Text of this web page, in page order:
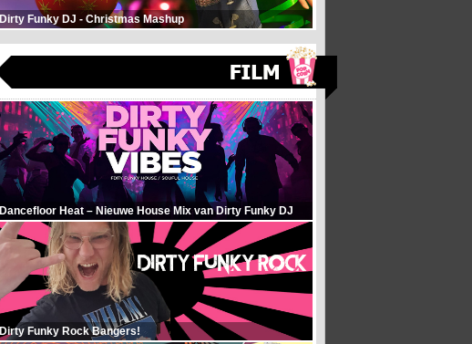
Dirty Funky DJ - Christmas Mashup
Dancefloor Heat – Nieuwe House Mix van Dirty Funky DJ
Dirty Funky Rock Bangers!